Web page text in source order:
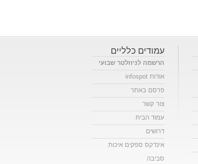
עמודים כלליים
הרשמה לניוזלטר שבועי
אודות infospot
פרסם באתר
צור קשר
עמוד הבית
דרושים
אינדקס ספקים איכות
סביבה